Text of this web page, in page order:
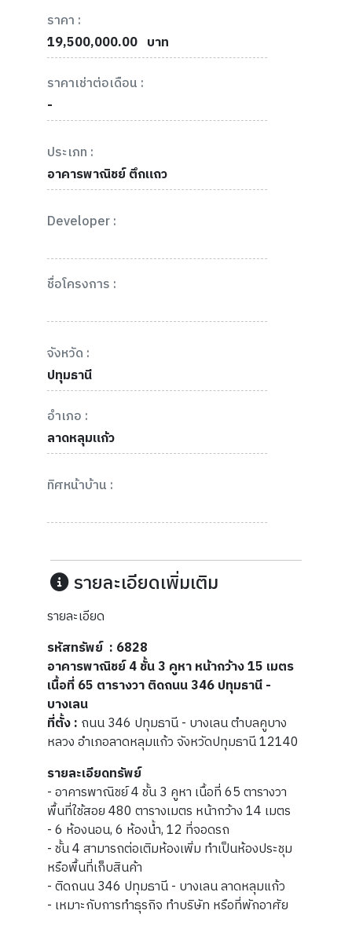
ราคา :
19,500,000.00 บาท
ราคาเช่าต่อเดือน :
-
ประเภท :
อาคารพาณิชย์ ตึกแถว
Developer :
ชื่อโครงการ :
จังหวัด :
ปทุมธานี
อำเภอ :
ลาดหลุมแก้ว
ทิศหน้าบ้าน :
รายละเอียดเพิ่มเติม
รายละเอียด
รหัสทรัพย์ : 6828
อาคารพาณิชย์ 4 ชั้น 3 คูหา หน้ากว้าง 15 เมตร
เนื้อที่ 65 ตารางวา ติดถนน 346 ปทุมธานี -
บางเลน
ที่ตั้ง : ถนน 346 ปทุมธานี - บางเลน ตำบลคูบาง
หลวง อำเภอลาดหลุมแก้ว จังหวัดปทุมธานี 12140
รายละเอียดทรัพย์
- อาคารพาณิชย์ 4 ชั้น 3 คูหา เนื้อที่ 65 ตารางวา
พื้นที่ใช้สอย 480 ตารางเมตร หน้ากว้าง 14 เมตร
- 6 ห้องนอน, 6 ห้องน้ำ, 12 ที่จอดรถ
- ชั้น 4 สามารถต่อเติมห้องเพิ่ม ทำเป็นห้องประชุม
หรือพื้นที่เก็บสินค้า
- ติดถนน 346 ปทุมธานี - บางเลน ลาดหลุมแก้ว
- เหมาะกับการทำธุรกิจ ทำบริษัท หรือที่พักอาศัย